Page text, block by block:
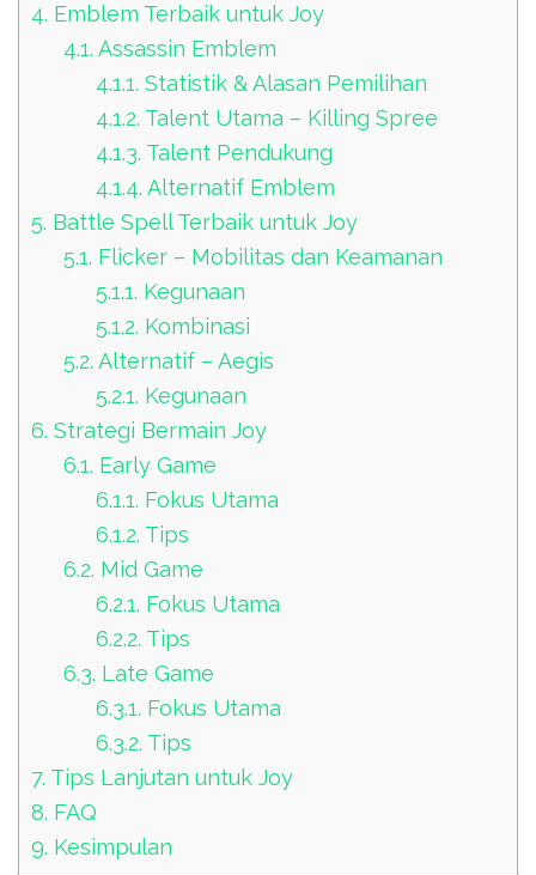
4. Emblem Terbaik untuk Joy
4.1. Assassin Emblem
4.1.1. Statistik & Alasan Pemilihan
4.1.2. Talent Utama – Killing Spree
4.1.3. Talent Pendukung
4.1.4. Alternatif Emblem
5. Battle Spell Terbaik untuk Joy
5.1. Flicker – Mobilitas dan Keamanan
5.1.1. Kegunaan
5.1.2. Kombinasi
5.2. Alternatif – Aegis
5.2.1. Kegunaan
6. Strategi Bermain Joy
6.1. Early Game
6.1.1. Fokus Utama
6.1.2. Tips
6.2. Mid Game
6.2.1. Fokus Utama
6.2.2. Tips
6.3. Late Game
6.3.1. Fokus Utama
6.3.2. Tips
7. Tips Lanjutan untuk Joy
8. FAQ
9. Kesimpulan